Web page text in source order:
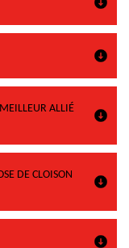
ALLIÉ
DE CLOISON